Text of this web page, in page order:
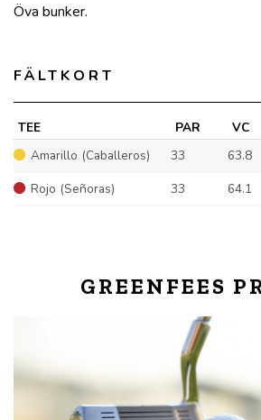
Öva bunker.
FÄLTKORT
TEE PAR VC
Amarillo (Caballeros)
33 63.8
Rojo (Señoras)
33 64.1
GREENFEES